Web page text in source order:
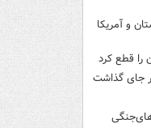
و آمریکا
را قطع کرد